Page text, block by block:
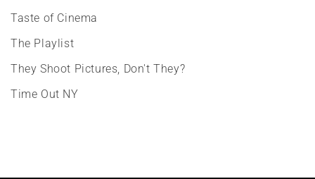
Taste of Cinema
The Playlist
They Shoot Pictures, Don't They?
Time Out NY